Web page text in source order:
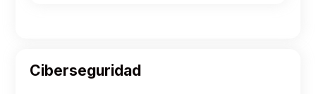
Ciberseguridad